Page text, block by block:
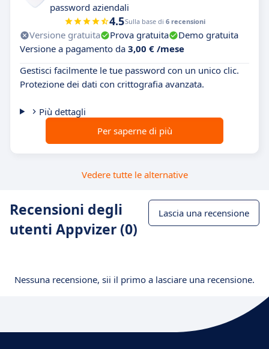
password aziendali
4.5Sulla base di 6 recensioni
Versione gratuita Prova gratuita
Demo gratuita
Versione a pagamento da 3,00 € /mese
Gestisci facilmente le tue password con un unico clic.
Protezione dei dati con crittografia avanzata.
Più dettagli
Per saperne di più
Vedere tutte le alternative
Recensioni degli
utenti Appvizer (0)
Lascia una recensione
Nessuna recensione, sii il primo a lasciare una recensione.